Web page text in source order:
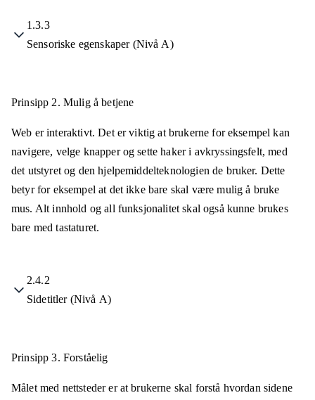
1.3.3
Sensoriske egenskaper (Nivå A)
Prinsipp 2. Mulig å betjene
Web er interaktivt. Det er viktig at brukerne for eksempel kan
navigere, velge knapper og sette haker i avkryssingsfelt, med
det utstyret og den hjelpemiddelteknologien de bruker. Dette
betyr for eksempel at det ikke bare skal være mulig å bruke
mus. Alt innhold og all funksjonalitet skal også kunne brukes
bare med tastaturet.
2.4.2
Sidetitler (Nivå A)
Prinsipp 3. Forståelig
Målet med nettsteder er at brukerne skal forstå hvordan sidene